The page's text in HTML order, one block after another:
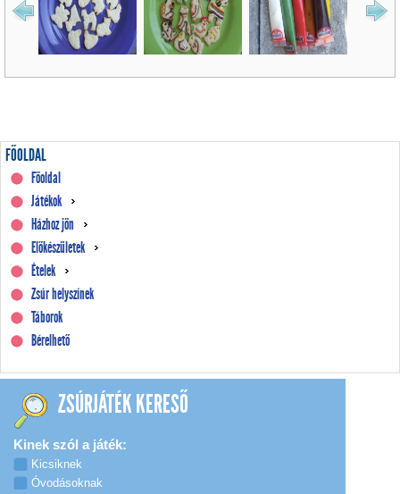
FŐOLDAL
Főoldal
Játékok
Házhoz jön
Előkészületek
Ételek
Zsúr helyszínek
Táborok
Bérelhető
ZSÚRJÁTÉK KERESŐ
Kinek szól a játék:
Kicsiknek
Óvodásoknak